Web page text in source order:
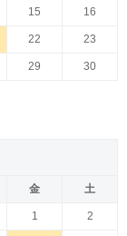
15 16
22 23
29 30
金 土
1 2